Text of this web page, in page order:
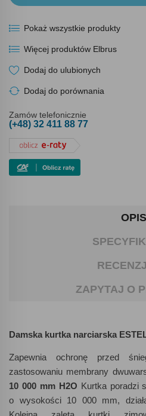
Pokaż wszystkie produkty
Więcej produktów Elbrus
Dodaj do ulubionych
Dodaj do porównania
Zamów telefonicznie
(+48) 32 411 88 77
OPIS
ZAPYTAJ O
Damska kurtka narciarska
Zapewnia ochronę przed
zastosowaniu membrany
10 000 mm H2O Kurtka poradzi
o wysokości 10 000 mm,